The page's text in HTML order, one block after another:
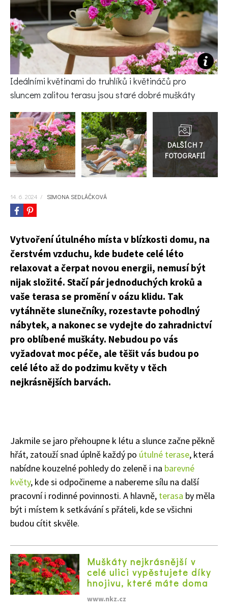
KVÍZY A TESTY
Ideálními květinami do truhlíků i květináčů pro
sluncem zalitou terasu jsou staré dobré muškáty
do
galerie
14. 6. 2024 / SIMONA SEDLÁČKOVÁ
Vytvoření útulného místa v blízkosti domu, na
čerstvém vzduchu, kde budete celé léto
relaxovat a čerpat novou energii, nemusí být
nijak složité. Stačí pár jednoduchých kroků a
vaše terasa se promění v oázu klidu. Tak
vytáhněte slunečníky, rozestavte pohodlný
nábytek, a nakonec se vydejte do zahradnictví
pro oblíbené muškáty. Nebudou po vás
vyžadovat moc péče, ale těšit vás budou po
celé léto až do podzimu květy v těch
nejkrásnějších barvách.
Jakmile se jaro přehoupne k létu a slunce začne pěkně
hřát, zatouží snad úplně každý po útulné terase, která
nabídne kouzelné pohledy do zeleně i na barevné
květy, kde si odpočineme a nabereme sílu na další
pracovní i rodinné povinnosti. A hlavně, terasa by měla
být i místem k setkávání s přáteli, kde se všichni
budou cítit skvěle.
Muškáty nejkrásnější v
celé ulici vypěstujete díky
hnojivu, které máte doma
www.nkz.cz